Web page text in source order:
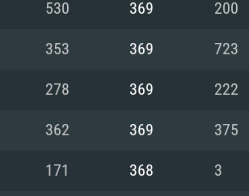
530 369 200
353 369 723
278 369 222
362 369 375
171 368 3